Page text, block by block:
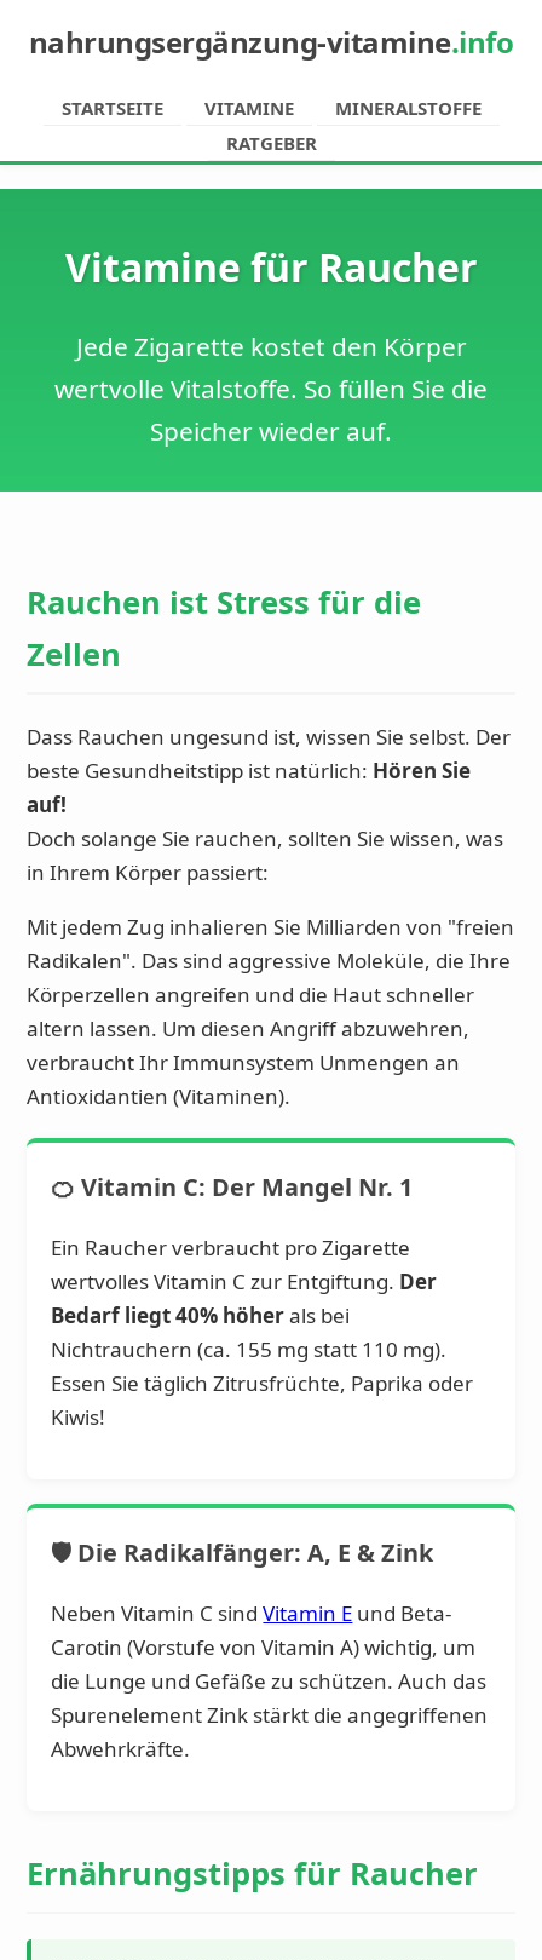
nahrungsergänzung-vitamine.info
STARTSEITE VITAMINE
MINERALSTOFFE
RATGEBER
Vitamine für Raucher
Jede Zigarette kostet den Körper
wertvolle Vitalstoffe. So füllen Sie die
Speicher wieder auf.
Rauchen ist Stress für die
Zellen
Dass Rauchen ungesund ist, wissen Sie selbst. Der
beste Gesundheitstipp ist natürlich: Hören Sie
auf!
Doch solange Sie rauchen, sollten Sie wissen, was
in Ihrem Körper passiert:
Mit jedem Zug inhalieren Sie Milliarden von "freien
Radikalen". Das sind aggressive Moleküle, die Ihre
Körperzellen angreifen und die Haut schneller
altern lassen. Um diesen Angriff abzuwehren,
verbraucht Ihr Immunsystem Unmengen an
Antioxidantien (Vitaminen).
🍊 Vitamin C: Der Mangel Nr. 1
Ein Raucher verbraucht pro Zigarette
wertvolles Vitamin C zur Entgiftung. Der
Bedarf liegt 40% höherals bei
Nichtrauchern (ca. 155 mg statt 110 mg).
Essen Sie täglich Zitrusfrüchte, Paprika oder
Kiwis!
🛡️ Die Radikalfänger: A, E & Zink
Neben Vitamin C sindVitamin E und Beta-
Carotin (Vorstufe von Vitamin A) wichtig, um
die Lunge und Gefäße zu schützen. Auch das
Spurenelement Zink stärkt die angegriffenen
Abwehrkräfte.
Ernährungstipps für Raucher